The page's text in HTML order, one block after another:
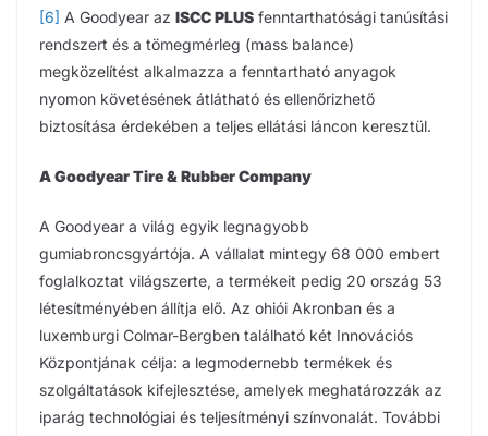
[6] A Goodyear az ISCC PLUS fenntarthatósági tanúsítási
rendszert és a tömegmérleg (mass balance)
megközelítést alkalmazza a fenntartható anyagok
nyomon követésének átlátható és ellenőrizhető
biztosítása érdekében a teljes ellátási láncon keresztül.
A Goodyear Tire & Rubber Company
A Goodyear a világ egyik legnagyobb
gumiabroncsgyártója. A vállalat mintegy 68 000 embert
foglalkoztat világszerte, a termékeit pedig 20 ország 53
létesítményében állítja elő. Az ohiói Akronban és a
luxemburgi Colmar-Bergben található két Innovációs
Központjának célja: a legmodernebb termékek és
szolgáltatások kifejlesztése, amelyek meghatározzák az
iparág technológiai és teljesítményi színvonalát. További